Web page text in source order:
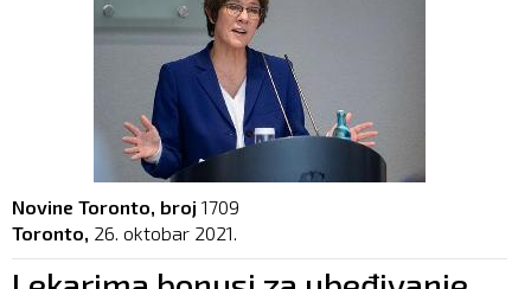
Novine Toronto, broj 1709
Toronto, 26. oktobar 2021.